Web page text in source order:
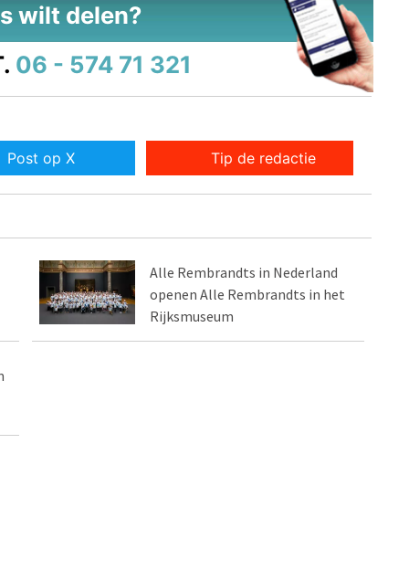
wilt delen?
06 - 574 71 321
Post op X Tip de redactie
Alle Rembrandts in Nederland
openen Alle Rembrandts in het
Rijksmuseum